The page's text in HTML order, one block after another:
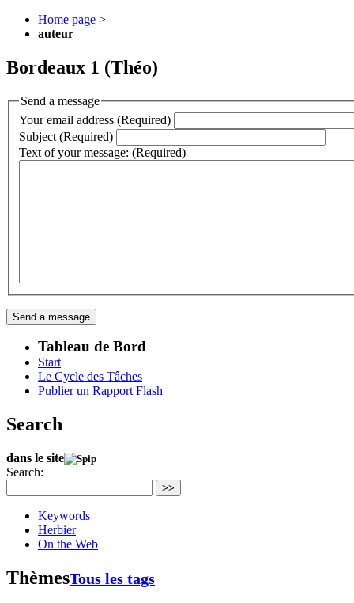
Home page >
auteur
Bordeaux 1 (Théo)
Send a message
Your email address (Required)
Subject (Required)
Text of your message: (Required)
Tableau de Bord
Start
Le Cycle des Tâches
Publier un Rapport Flash
Search
dans le site
Search:
>>
Keywords
Herbier
On the Web
ThèmesTous les tags